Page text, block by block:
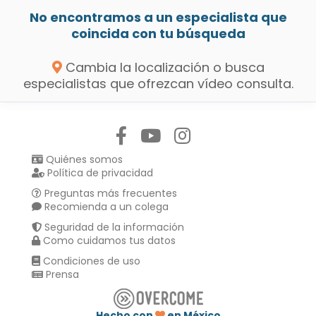
No encontramos a un especialista que
coincida con tu búsqueda
Cambia la localización o busca
especialistas que ofrezcan vídeo consulta.
Quiénes somos
Política de privacidad
Preguntas más frecuentes
Recomienda a un colega
Seguridad de la información
Como cuidamos tus datos
Condiciones de uso
Prensa